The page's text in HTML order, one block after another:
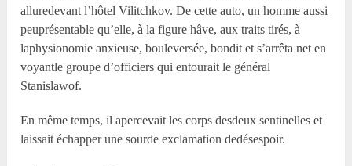
alluredevant l’hôtel Vilitchkov. De cette auto, un homme aussi
peuprésentable qu’elle, à la figure hâve, aux traits tirés, à
laphysionomie anxieuse, bouleversée, bondit et s’arrêta net en
voyantle groupe d’officiers qui entourait le général
Stanislawof.
En même temps, il apercevait les corps desdeux sentinelles et
laissait échapper une sourde exclamation dedésespoir.